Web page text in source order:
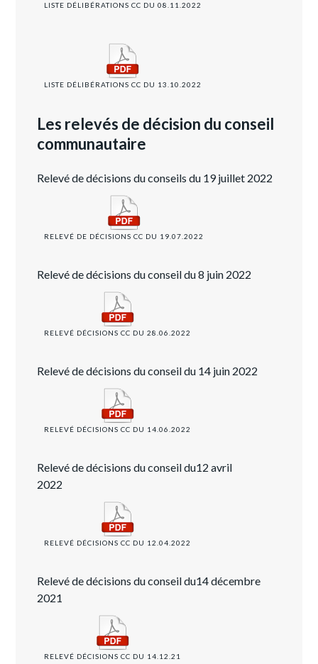
LISTE DÉLIBÉRATIONS CC DU 08.11.2022
LISTE DÉLIBÉRATIONS CC DU 13.10.2022
Les relevés de décision du conseil
communautaire
Relevé de décisions du conseils du 19 juillet 2022
RELEVÉ DE DÉCISIONS CC DU 19.07.2022
Relevé de décisions du conseil du 8 juin 2022
RELEVÉ DÉCISIONS CC DU 28.06.2022
Relevé de décisions du conseil du 14 juin 2022
RELEVÉ DÉCISIONS CC DU 14.06.2022
Relevé de décisions du conseil du12 avril
2022
RELEVÉ DÉCISIONS CC DU 12.04.2022
Relevé de décisions du conseil du14 décembre
2021
RELEVÉ DÉCISIONS CC DU 14.12.21